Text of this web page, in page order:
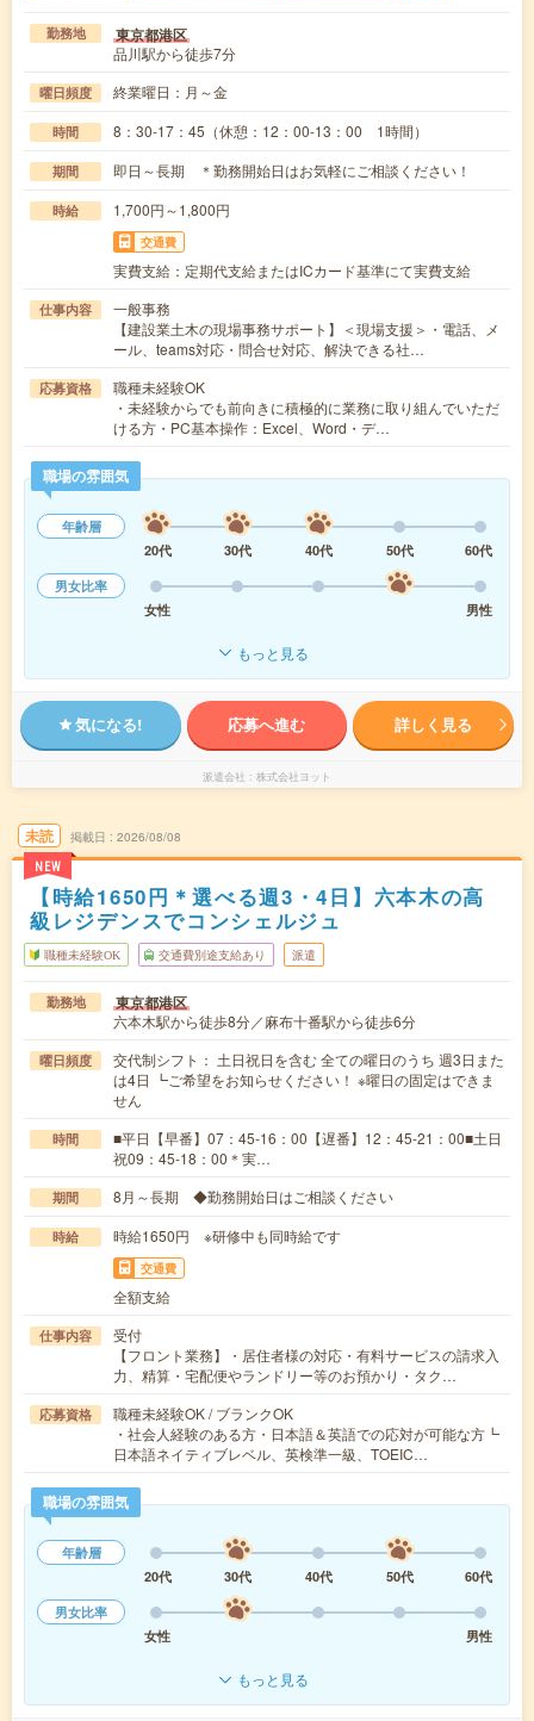
勤務地 東京都港区
品川駅から徒歩7分
曜日頻度 終業曜日：月～金
時間 8：30-17：45（休憩：12：00-13：00 1時間）
期間 即日～長期 ＊勤務開始日はお気軽にご相談ください！
時給 1,700円～1,800円
交通費
実費支給：定期代支給またはICカード基準にて実費支給
仕事内容
一般事務
【建設業土木の現場事務サポート】＜現場支援＞・電話、メ
ール、teams対応・問合せ対応、解決できる社…
応募資格
職種未経験OK
・未経験からでも前向きに積極的に業務に取り組んでいただ
ける方・PC基本操作：Excel、Word・デ…
職場の雰囲気
年齢層
20代
30代 40代 50代
60代
男女比率
女性
男性
もっと見る
気になる! 応募へ進む 詳しく見る
派遣会社 株式会社ヨット
未読
NEW
掲載日 2026/08/08
【時給1650円＊選べる週3・4日】六本木の高
級レジデンスでコンシェルジュ
職種未経験OK 交通費別途支給あり 派遣
勤務地 東京都港区
六本木駅から徒歩8分／麻布十番駅から徒歩6分
曜日頻度
交代制シフト： 土日祝日を含む 全ての曜日のうち 週3日また
は4日 ┗ご希望をお知らせください！ ※曜日の固定はできま
せん
時間
■平日【早番】07：45-16：00【遅番】12：45-21：00■土日
祝09：45-18：00＊実…
期間 8月～長期 ◆勤務開始日はご相談ください
時給 時給1650円 ※研修中も同時給です
交通費
全額支給
仕事内容
受付
【フロント業務】・居住者様の対応・有料サービスの請求入
力、精算・宅配便やランドリー等のお預かり・タク…
応募資格
職種未経験OK / ブランクOK
・社会人経験のある方・日本語＆英語での応対が可能な方┗
日本語ネイティブレベル、英検準一級、TOEIC…
職場の雰囲気
年齢層
20代
30代 40代 50代
60代
男女比率
女性
男性
もっと見る